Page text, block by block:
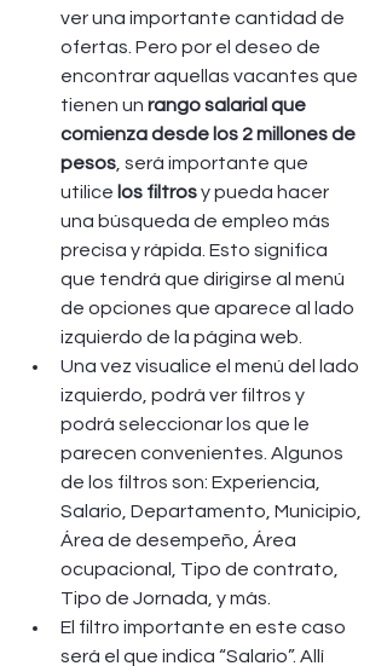
ver una importante cantidad de
ofertas. Pero por el deseo de
encontrar aquellas vacantes que
tienen un rango salarial que
comienza desde los 2 millones de
pesos , será importante que
utilice los filtros y pueda hacer
una búsqueda de empleo más
precisa y rápida. Esto significa
que tendrá que dirigirse al menú
de opciones que aparece al lado
izquierdo de la página web.
Una vez visualice el menú del lado
izquierdo, podrá ver filtros y
podrá seleccionar los que le
parecen convenientes. Algunos
de los filtros son: Experiencia,
Salario, Departamento, Municipio,
Área de desempeño, Área
ocupacional, Tipo de contrato,
Tipo de Jornada, y más.
El filtro importante en este caso
será el que indica “Salario”. Allí